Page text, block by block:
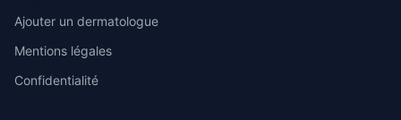
Ajouter un dermatologue
Mentions légales
Confidentialité